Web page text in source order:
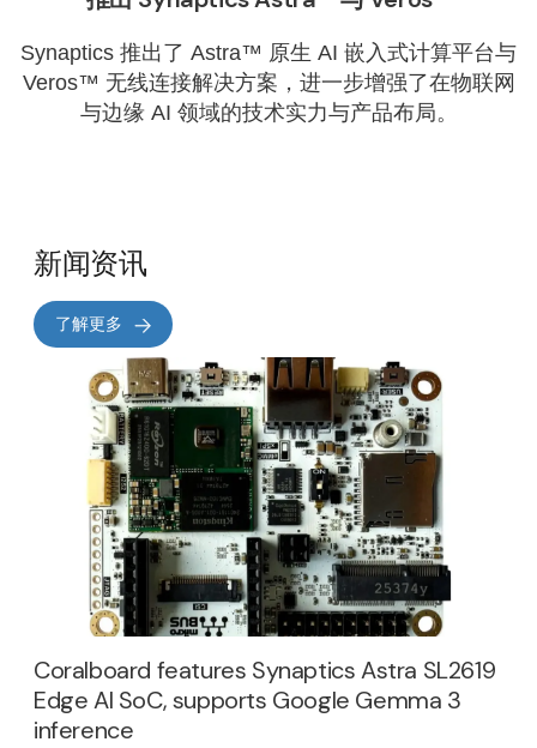
Synaptics 推出了 Astra™ 原生 AI 嵌入式计算平台与
Veros™ 无线连接解决方案，进一步增强了在物联网
与边缘 AI 领域的技术实力与产品布局。
新闻资讯
了解更多
Coralboard features Synaptics Astra SL2619
Edge AI SoC, supports Google Gemma 3
inference